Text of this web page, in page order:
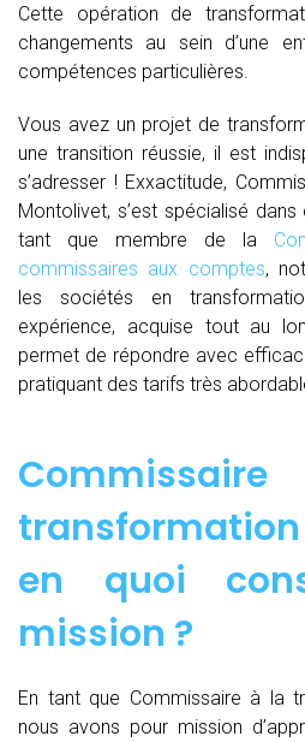
Cette opération de
changements au sein d’une
compétences particulières.
Vous avez un projet de
une transition réussie, il est
s’adresser ! Exxactitude,
Montolivet, s’est spécialisé dans
tant que membre de la
commissaires aux comptes,
les sociétés en
expérience, acquise tout au
permet de répondre avec
pratiquant des tarifs très
transformation
en quoi
mission ?
En tant que Commissaire à la
nous avons pour mission